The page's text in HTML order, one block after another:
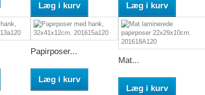
Læg i kurv Læg i kurv
Papirposer...
Læg i kurv
Mat...
Læg i kurv